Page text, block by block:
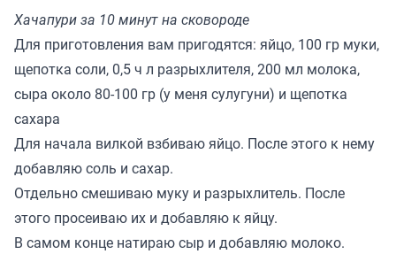
Хачапури за 10 минут на сковороде
Для приготовления вам пригодятся: яйцо, 100 гр муки,
щепотка соли, 0,5 ч л разрыхлителя, 200 мл молока,
сыра около 80-100 гр (у меня сулугуни) и щепотка
сахара
Для начала вилкой взбиваю яйцо. После этого к нему
добавляю соль и сахар.
Отдельно смешиваю муку и разрыхлитель. После
этого просеиваю их и добавляю к яйцу.
В самом конце натираю сыр и добавляю молоко.